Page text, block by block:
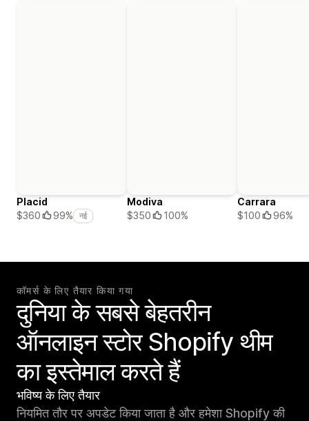
Placid
$360
99% नई
Modiva
$350
100%
Carrara
$100
96%
कॉमर्स के लिए तैयार किया गया
दुनिया के सबसे बेहतरीन
ऑनलाइन स्टोर Shopify थीम
का इस्तेमाल करते हैं
भविष्य के लिए तैयार
नियमित तौर पर अपडेट किया जाता है और हमेशा Shopify की